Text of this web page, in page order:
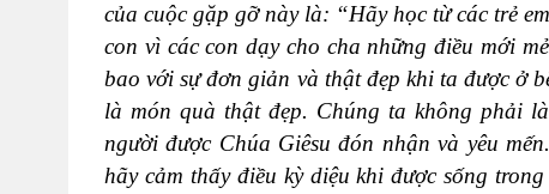
của cuộc gặp gỡ này là: “Hãy học từ các trẻ
con vì các con dạy cho cha những điều mới
bao với sự đơn giản và thật đẹp khi ta được ở
là món quà thật đẹp. Chúng ta không phải
người được Chúa Giêsu đón nhận và yêu
hãy cảm thấy điều kỳ diệu khi được sống